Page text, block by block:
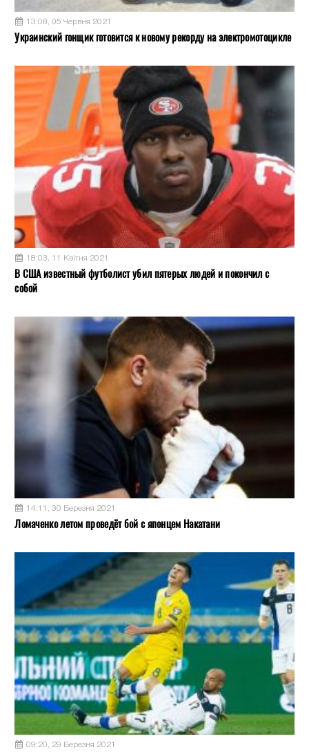
13:08, 05 Червня 2021
Украинский гонщик готовится к новому рекорду на электромотоцикле
18:03, 11 Квітня 2021
В США известный футболист убил пятерых людей и покончил с
собой
14:11, 30 Березня 2021
Ломаченко летом проведёт бой с японцем Накатани
09:20, 29 Березня 2021